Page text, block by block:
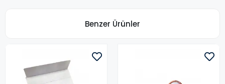
Benzer Ürünler